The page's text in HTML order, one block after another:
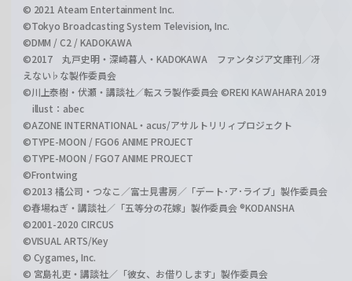
© 2021 Ateam Entertainment Inc.
©Tokyo Broadcasting System Television, Inc.
©DMM / C2 / KADOKAWA
©2017 丸戸史明・深崎暮人・KADOKAWA ファンタジア文庫刊／冴
えない♭な製作委員会
©川上泰樹・伏瀬・講談社／転スラ製作委員会 ©REKI KAWAHARA 2019
illust：abec
©AZONE INTERNATIONAL・acus/アサルトリリィプロジェクト
©TYPE-MOON / FGO6 ANIME PROJECT
©TYPE-MOON / FGO7 ANIME PROJECT
©Frontwing
©2013 橘公司・つなこ／富士見書房／「デート･ア･ライブ」製作委員会
©春場ねぎ・講談社／「五等分の花嫁」製作委員会 ®KODANSHA
©2001-2020 CIRCUS
©VISUAL ARTS/Key
© Cygames, Inc.
© 宮島礼吏・講談社／「彼女、お借りします」製作委員会